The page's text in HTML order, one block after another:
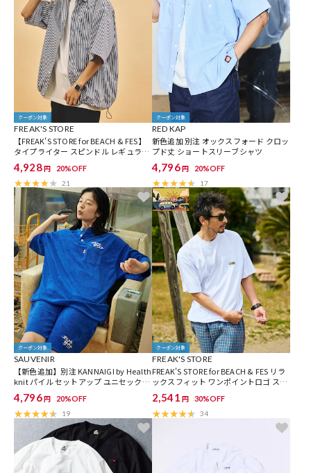
クーポン対象
FREAK'S STORE
【FREAK'S STORE for BEACH & FES】
タイプライター スピンドル レギュラー
カラー ショートスリーブシャツ
4,928円 20%OFF
21
クーポン対象
RED KAP
新色追加 別注 オックスフォード クロッ
プド丈 ショートスリーブシャツ
4,796円 20%OFF
17
クーポン対象
SAUVENIR
【新色追加】別注 KANNAIGI by Health
knit パイル セットアップ ユニセックス
対応
4,796円 20%OFF
19
クーポン対象
FREAK'S STORE
FREAK'S STORE for BEACH & FES リラ
ックスフィット ワンポイントロゴ スピ
ンドル ポケットTシャツ
2,541 円 30%OFF
34